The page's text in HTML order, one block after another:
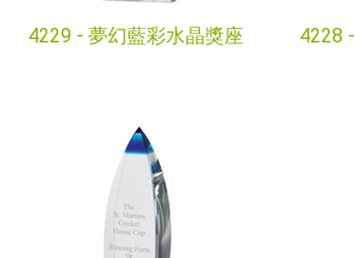
4229 - 夢幻藍彩水晶獎座 4228 -